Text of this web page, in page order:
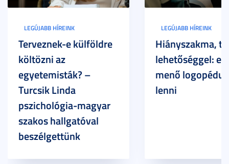
LEGÚJABB HÍREINK
Terveznek-e külföldre
költözni az
egyetemisták? –
Turcsik Linda
pszichológia-magyar
szakos hallgatóval
beszélgettünk
LEGÚJABB HÍREINK
Hiányszakma,
lehetőséggel:
menő
lenni